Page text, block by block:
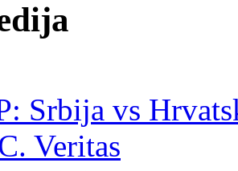
Srbija vs
Veritas